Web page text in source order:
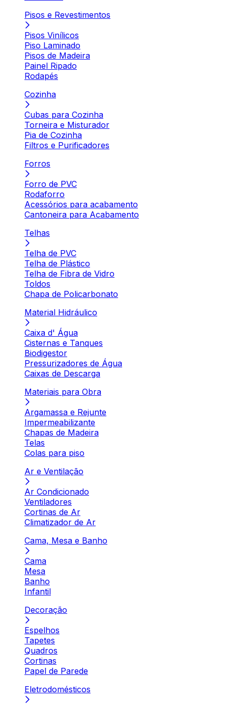
Pisos e Revestimentos
Pisos Vinílicos
Piso Laminado
Pisos de Madeira
Painel Ripado
Rodapés
Cozinha
Cubas para Cozinha
Torneira e Misturador
Pia de Cozinha
Filtros e Purificadores
Forros
Forro de PVC
Rodaforro
Acessórios para acabamento
Cantoneira para Acabamento
Telhas
Telha de PVC
Telha de Plástico
Telha de Fibra de Vidro
Toldos
Chapa de Policarbonato
Material Hidráulico
Caixa d' Água
Cisternas e Tanques
Biodigestor
Pressurizadores de Água
Caixas de Descarga
Materiais para Obra
Argamassa e Rejunte
Impermeabilizante
Chapas de Madeira
Telas
Colas para piso
Ar e Ventilação
Ar Condicionado
Ventiladores
Cortinas de Ar
Climatizador de Ar
Cama, Mesa e Banho
Cama
Mesa
Banho
Infantil
Decoração
Espelhos
Tapetes
Quadros
Cortinas
Papel de Parede
Eletrodomésticos